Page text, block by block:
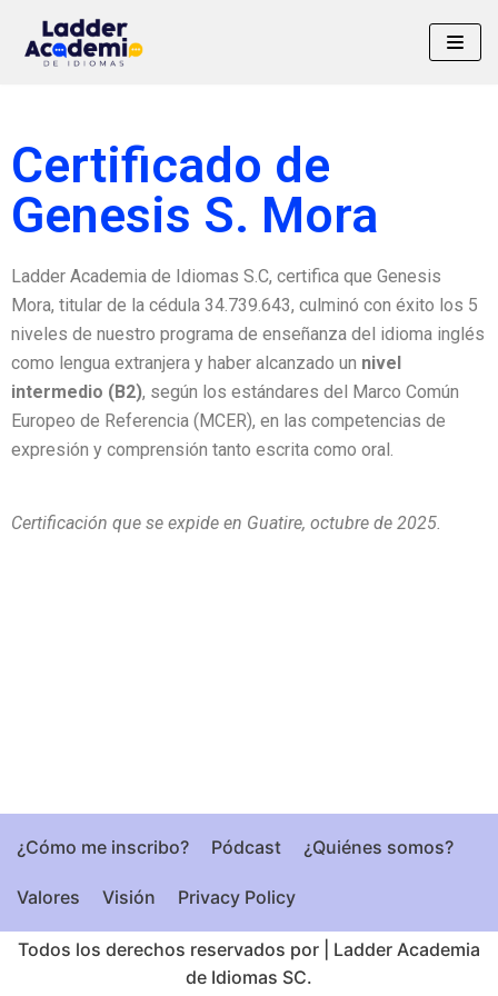
Saltar
Certificado de
Genesis S. Mora
Ladder Academia de Idiomas S.C, certifica que Genesis
Mora, titular de la cédula 34.739.643, culminó con éxito los 5
niveles de nuestro programa de enseñanza del idioma inglés
como lengua extranjera y haber alcanzado un nivel
intermedio (B2), según los estándares del Marco Común
Europeo de Referencia (MCER), en las competencias de
expresión y comprensión tanto escrita como oral.
Certificación que se expide en Guatire, octubre de 2025.
¿Cómo me inscribo? Pódcast ¿Quiénes somos?
Valores Visión Privacy Policy
Todos los derechos reservados por
Ladder Academia
de Idiomas SC.